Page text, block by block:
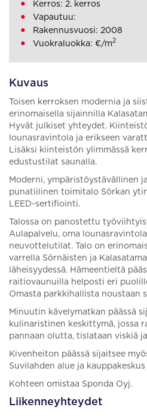
Kuvaus
Toisen kerroksen modernia ja
erinomaisella sijainnilla
Hyvät julkiset yhteydet.
lounasravintola ja erikseen
Lisäksi kiinteistön ylimmässä
edustustilat saunalla.
Moderni, ympäristöystävällinen
punatiilinen toimitalo Sörkan
LEED-sertifiointi.
Talossa on panostettu
Aulapalvelu, oma
neuvottelutilat. Talo on
varrella Sörnäisten ja
läheisyydessä. Hämeentieltä
raitiovaunuilla helposti eri
Omasta parkkihallista noustaan
Minuutin kävelymatkan päässä
kulinaristinen keskittymä, jossa
pannaan olutta, tislataan viskiä
Kivenheiton päässä sijaitsee
Suvilahden alue ja kauppakeskus
Kohteen omistaa Sponda Oyj.
Liikenneyhteydet
Kerros: 2. kerros
Vapautuu:
Rakennusvuosi: 2008
Vuokraluokka: €/m2